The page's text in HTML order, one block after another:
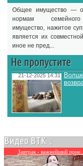
Общее имущество —
нормам семейного
имущество, нажитое
является их
иное не пред...
21-12-2025 14:31
Видео ВТК ↓
Завтрак - важнейший прие...